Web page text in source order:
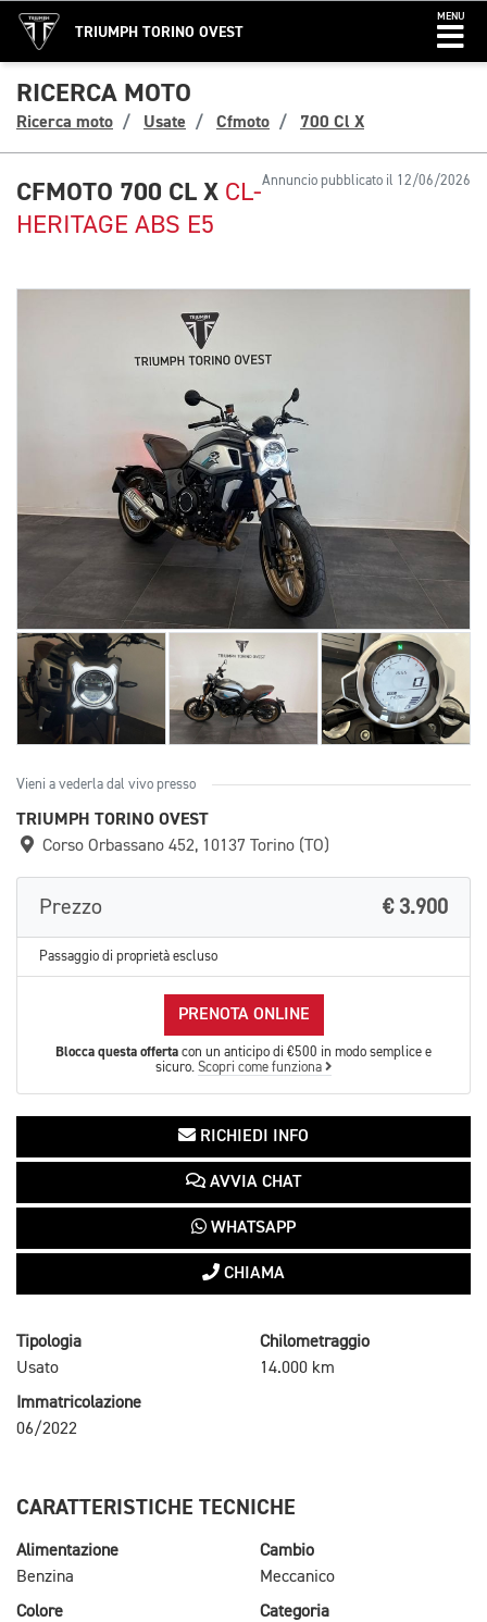
TRIUMPH TORINO OVEST
MENU
RICERCA MOTO
Ricerca moto Usate Cfmoto 700 Cl X
Annuncio pubblicato il 12/06/2026
CFMOTO 700 CL X CL-
HERITAGE ABS E5
Vieni a vederla dal vivo presso
TRIUMPH TORINO OVEST
Corso Orbassano 452, 10137 Torino (TO)
Prezzo € 3.900
Passaggio di proprietà escluso
PRENOTA ONLINE
Blocca questa offerta con un anticipo di €500 in modo semplice e
sicuro. Scopri come funziona
RICHIEDI INFO
AVVIA CHAT
WHATSAPP
CHIAMA
Tipologia
Usato
Chilometraggio
14.000 km
Immatricolazione
06/2022
CARATTERISTICHE TECNICHE
Alimentazione
Benzina
Cambio
Meccanico
Colore
Categoria